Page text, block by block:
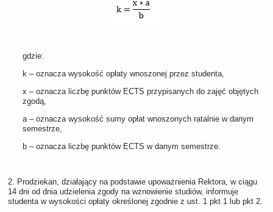
gdzie:
k – oznacza wysokość opłaty wnoszonej przez studenta,
x – oznacza liczbę punktów ECTS przypisanych do zajęć objętych
zgodą,
a – oznacza wysokość sumy opłat wnoszonych ratalnie w danym
semestrze,
b – oznacza liczbę punktów ECTS w danym semestrze.
2. Prodziekan, działający na podstawie upoważnienia Rektora, w ciągu
14 dni od dnia udzielenia zgody na wznowienie studiów, informuje
studenta w wysokości opłaty określonej zgodnie z ust. 1 pkt 1 lub pkt 2.